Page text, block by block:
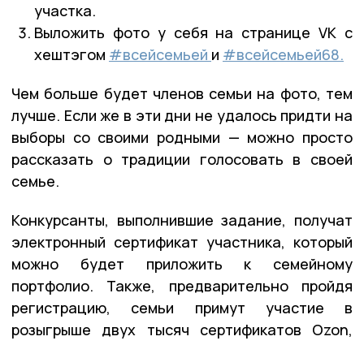
участка.
Выложить фото у себя на странице VK с
хештэгом #всейсемьей и #всейсемьей68.
Чем больше будет членов семьи на фото, тем
лучше. Если же в эти дни не удалось придти на
выборы со своими родными — можно просто
рассказать о традиции голосовать в своей
семье.
Конкурсанты, выполнившие задание, получат
электронный сертификат участника, который
можно будет приложить к семейному
портфолио. Также, предварительно пройдя
регистрацию, семьи примут участие в
розыгрыше двух тысяч сертификатов Ozon,